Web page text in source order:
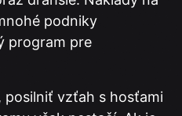
podniky
program pre
vzťah s hosťami